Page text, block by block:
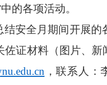
的各项活动。
安全月期间开展的
佐证材料（图片、新
，联系人：